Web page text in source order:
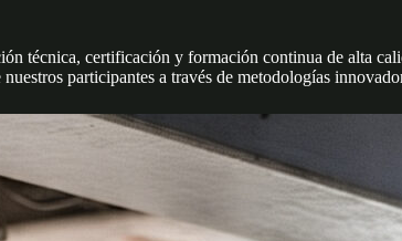
técnica, certificación y formación continua de alta
participantes a través de metodologías